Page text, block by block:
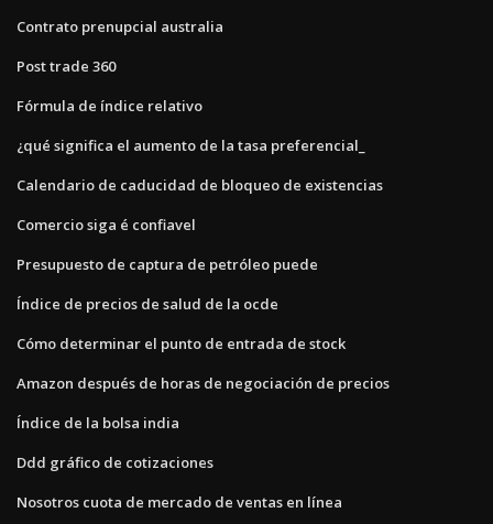
Contrato prenupcial australia
Post trade 360
Fórmula de índice relativo
¿qué significa el aumento de la tasa preferencial_
Calendario de caducidad de bloqueo de existencias
Comercio siga é confiavel
Presupuesto de captura de petróleo puede
Índice de precios de salud de la ocde
Cómo determinar el punto de entrada de stock
Amazon después de horas de negociación de precios
Índice de la bolsa india
Ddd gráfico de cotizaciones
Nosotros cuota de mercado de ventas en línea